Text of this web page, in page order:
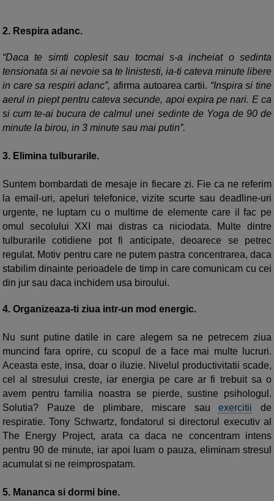
2. Respira adanc.
“Daca te simti coplesit sau tocmai s-a incheiat o sedinta
tensionata si ai nevoie sa te linistesti, ia-ti cateva minute libere
in care sa respiri adanc”, afirma autoarea cartii. “Inspira si tine
aerul in piept pentru cateva secunde, apoi expira pe nari. E ca
si cum te-ai bucura de calmul unei sedinte de Yoga de 90 de
minute la birou, in 3 minute sau mai putin”.
3. Elimina tulburarile.
Suntem bombardati de mesaje in fiecare zi. Fie ca ne referim
la email-uri, apeluri telefonice, vizite scurte sau deadline-uri
urgente, ne luptam cu o multime de elemente care il fac pe
omul secolului XXI mai distras ca niciodata. Multe dintre
tulburarile cotidiene pot fi anticipate, deoarece se petrec
regulat. Motiv pentru care ne putem pastra concentrarea, daca
stabilim dinainte perioadele de timp in care comunicam cu cei
din jur sau daca inchidem usa biroului.
4. Organizeaza-ti ziua intr-un mod energic.
Nu sunt putine datile in care alegem sa ne petrecem ziua
muncind fara oprire, cu scopul de a face mai multe lucruri.
Aceasta este, insa, doar o iluzie. Nivelul productivitatii scade,
cel al stresului creste, iar energia pe care ar fi trebuit sa o
avem pentru familia noastra se pierde, sustine psihologul.
Solutia? Pauze de plimbare, miscare sauexercitii de
respiratie. Tony Schwartz, fondatorul si directorul executiv al
The Energy Project, arata ca daca ne concentram intens
pentru 90 de minute, iar apoi luam o pauza, eliminam stresul
acumulat si ne reimprospatam.
5. Mananca si dormi bine.